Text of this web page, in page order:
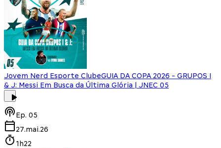
Jovem Nerd Esporte ClubeGUIA DA COPA 2026 - GRUPOS I
& J: Messi Em Busca da Última Glória | JNEC 05
Ep. 05
27.mai.26
1h22